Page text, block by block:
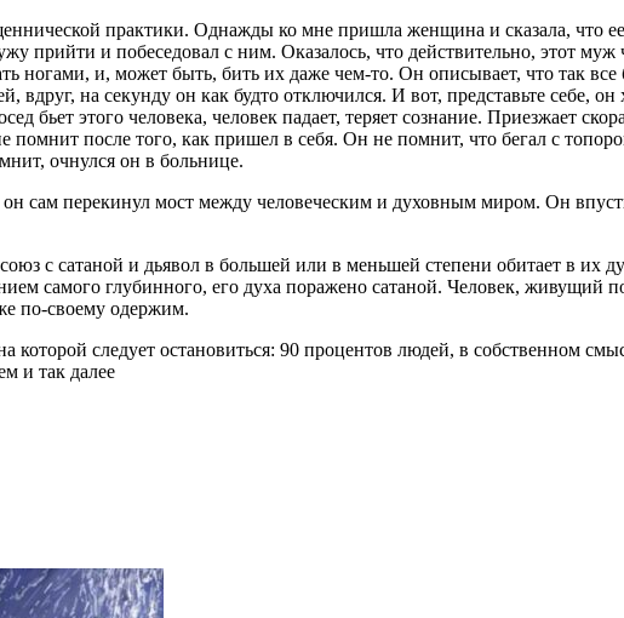
практики. Однажды ко мне пришла женщина и сказала, что ее
прийти и побеседовал с ним. Оказалось, что действительно, этот
ногами, и, может быть, бить их даже чем-то. Он описывает, что так
вдруг, на секунду он как будто отключился. И вот, представьте себе,
бьет этого человека, человек падает, теряет сознание. Приезжает
помнит после того, как пришел в себя. Он не помнит, что бегал с
очнулся он в больнице.
сам перекинул мост между человеческим и духовным миром. Он
с сатаной и дьявол в большей или в меньшей степени обитает в их
самого глубинного, его духа поражено сатаной. Человек, живущий
по-своему одержим.
которой следует остановиться: 90 процентов людей, в собственном
и так далее